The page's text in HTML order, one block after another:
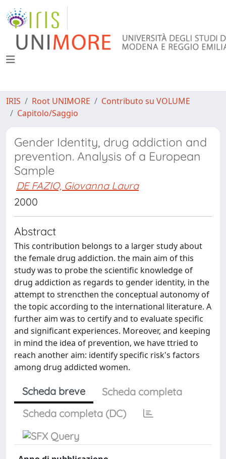
IRIS Root UNIMORE
Contributo su VOLUME
Capitolo/Saggio
Gender Identity, drug addiction and
prevention. Analysis of a European
Sample
DE FAZIO, Giovanna Laura
2000
Abstract
This contribution belongs to a larger study about
the female drug addiction. the main aim of this
study was to probe the scientific knowledge of
drug addiction as regards to gender identity, in the
attempt to strencthen the conceptual autonomy of
the topic according to the international literature. A
further aim was to certify and to evaluate specific
and significant experiences. Moreover, and keeping
in mind the idea of prevention, we have ttried to
reach another aim: identify specific risk's factors
among drug addicted women.
Scheda breve
Scheda completa
Scheda completa (DC)